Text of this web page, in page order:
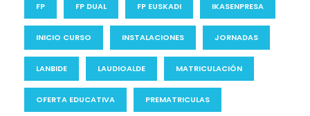
FP FP DUAL FP EUSKADI IKASENPRESA
INICIO CURSO INSTALACIONES JORNADAS
LANBIDE LAUDIOALDE MATRICULACIÓN
OFERTA EDUCATIVA PREMATRICULAS